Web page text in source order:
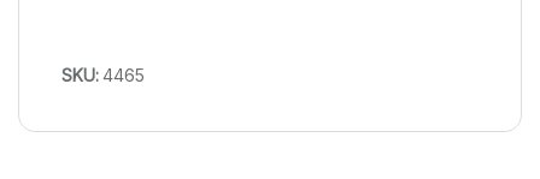
SKU:4465